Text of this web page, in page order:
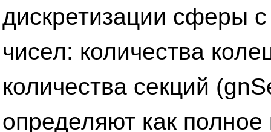
дискретизации сферы
чисел: количества
количества секций
определяют как